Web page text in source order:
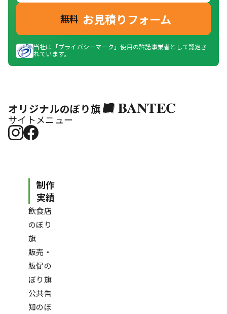
無料 お見積りフォーム
当社は「プライバシーマーク」使用の許諾事業者として認定さ
れています。
オリジナルのぼり旗
サイトメニュー
制作
実績
飲食店
のぼり
旗
販売・
販促の
ぼり旗
公共告
知のぼ